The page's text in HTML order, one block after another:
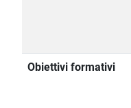
Obiettivi formativi